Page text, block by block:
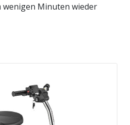
Minuten wieder